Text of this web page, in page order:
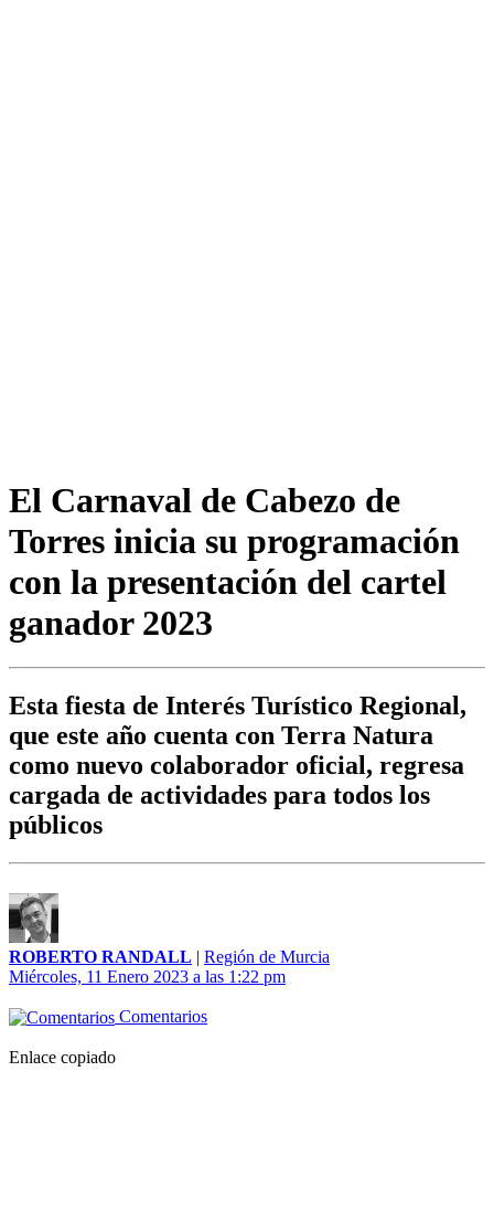
El Carnaval de Cabezo de
Torres inicia su programación
con la presentación del cartel
ganador 2023
Esta fiesta de Interés Turístico Regional,
que este año cuenta con Terra Natura
como nuevo colaborador oficial, regresa
cargada de actividades para todos los
públicos
ROBERTO RANDALL | Región de Murcia
Miércoles, 11 Enero 2023 a las 1:22 pm
Comentarios
Enlace copiado